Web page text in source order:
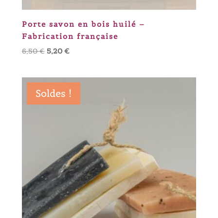
Porte savon en bois huilé –
Fabrication française
6,50€ Le
était :
6,50 €.
5,20 €Le
est :
5,20 €.
Soldes !